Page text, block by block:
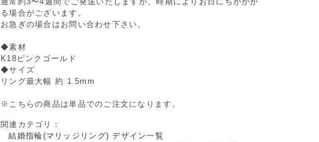
る場合がございます。
お急ぎの場合はお問い合わせ下さい。
◆素材
K18ピンクゴールド
◆サイズ
リング最大幅 約 1.5mm
※こちらの商品は単品でのご注文になります。
関連カテゴリ：
結婚指輪(マリッジリング) デザイン一覧